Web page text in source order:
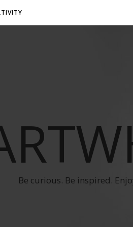
Be curious. Be inspired.